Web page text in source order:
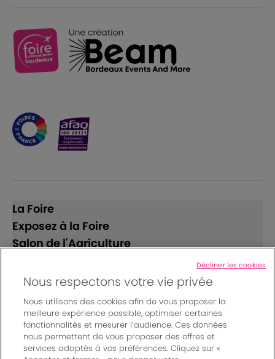
La Foire
Exposez à la Foire
Salon de l'Agriculture
Suivez-nous
Nous respectons votre vie privée
Nous utilisons des cookies afin de vous proposer la
meilleure expérience possible, optimiser certaines
fonctionnalités et mesurer l’audience. Ces données
nous permettent de vous proposer des offres et
services adaptés à vos préférences. Cliquez sur «
Décliner les cookies